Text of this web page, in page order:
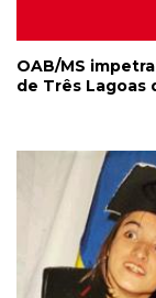
OAB/MS
de Três Lagoas